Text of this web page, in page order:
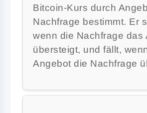
Bitcoin-Kurs durch
Nachfrage bestimmt. Er
wenn die Nachfrage das
übersteigt, und fällt,
Angebot die Nachfrage